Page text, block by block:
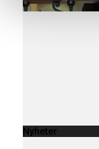
Nyheter